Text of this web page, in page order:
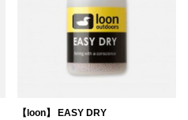
【loon】 EASY DRY